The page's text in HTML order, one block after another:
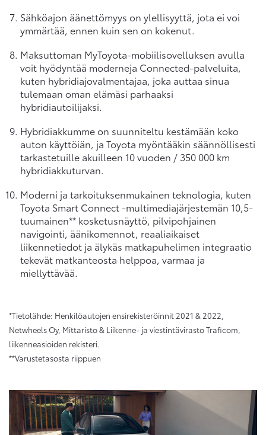
Sähköajon äänettömyys on ylellisyyttä, jota ei voi
ymmärtää, ennen kuin sen on kokenut.
Maksuttoman MyToyota-mobiilisovelluksen avulla
voit hyödyntää moderneja Connected-palveluita,
kuten hybridiajovalmentajaa, joka auttaa sinua
tulemaan oman elämäsi parhaaksi
hybridiautoilijaksi.
Hybridiakkumme on suunniteltu kestämään koko
auton käyttöiän, ja Toyota myöntääkin säännöllisesti
tarkastetuille akuilleen 10 vuoden / 350 000 km
hybridiakkuturvan.
Moderni ja tarkoituksenmukainen teknologia, kuten
Toyota Smart Connect -multimediajärjestemän 10,5-
tuumainen** kosketusnäyttö, pilvipohjainen
navigointi, äänikomennot, reaaliaikaiset
liikennetiedot ja älykäs matkapuhelimen integraatio
tekevät matkanteosta helppoa, varmaa ja
miellyttävää.
*Tietolähde: Henkilöautojen ensirekisteröinnit 2021 & 2022,
Netwheels Oy, Mittaristo & Liikenne- ja viestintävirasto Traficom,
liikenneasioiden rekisteri.
**Varustetasosta riippuen